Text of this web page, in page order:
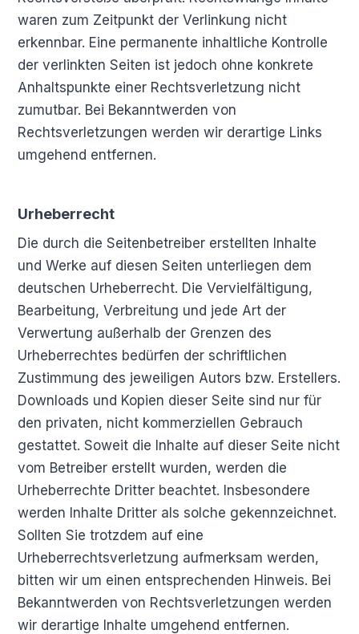
waren zum Zeitpunkt der Verlinkung nicht
erkennbar. Eine permanente inhaltliche Kontrolle
der verlinkten Seiten ist jedoch ohne konkrete
Anhaltspunkte einer Rechtsverletzung nicht
zumutbar. Bei Bekanntwerden von
Rechtsverletzungen werden wir derartige Links
umgehend entfernen.
Urheberrecht
Die durch die Seitenbetreiber erstellten Inhalte
und Werke auf diesen Seiten unterliegen dem
deutschen Urheberrecht. Die Vervielfältigung,
Bearbeitung, Verbreitung und jede Art der
Verwertung außerhalb der Grenzen des
Urheberrechtes bedürfen der schriftlichen
Zustimmung des jeweiligen Autors bzw. Erstellers.
Downloads und Kopien dieser Seite sind nur für
den privaten, nicht kommerziellen Gebrauch
gestattet. Soweit die Inhalte auf dieser Seite nicht
vom Betreiber erstellt wurden, werden die
Urheberrechte Dritter beachtet. Insbesondere
werden Inhalte Dritter als solche gekennzeichnet.
Sollten Sie trotzdem auf eine
Urheberrechtsverletzung aufmerksam werden,
bitten wir um einen entsprechenden Hinweis. Bei
Bekanntwerden von Rechtsverletzungen werden
wir derartige Inhalte umgehend entfernen.